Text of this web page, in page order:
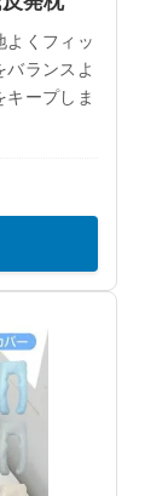
よくフィッ
バランスよ
キープしま